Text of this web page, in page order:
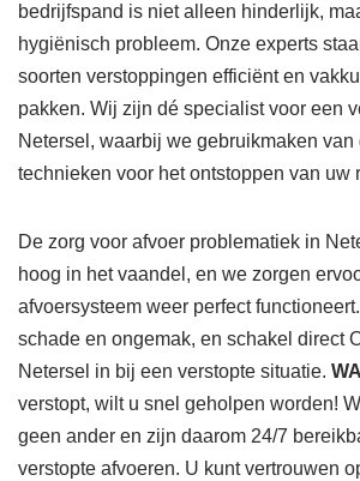
bedrijfspand is niet alleen hinderlijk,
hygiënisch probleem. Onze experts
soorten verstoppingen efficiënt en
pakken. Wij zijn dé specialist voor een
Netersel, waarbij we gebruikmaken
technieken voor het ontstoppen van uw
De zorg voor afvoer problematiek in
hoog in het vaandel, en we zorgen
afvoersysteem weer perfect
schade en ongemak, en schakel direct
Netersel in bij een verstopte situatie.
verstopt, wilt u snel geholpen worden!
geen ander en zijn daarom 24/7
verstopte afvoeren. U kunt vertrouwen